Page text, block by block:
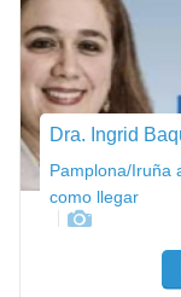
Dra. Ingrid
Pamplona/Iruña
como llegar